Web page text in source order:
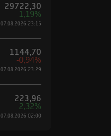
29722,30
1,19%
07.08.2026 23:15
1144,70
-0,94%
07.08.2026 23:29
223,96
2,32%
07.08.2026 02:00